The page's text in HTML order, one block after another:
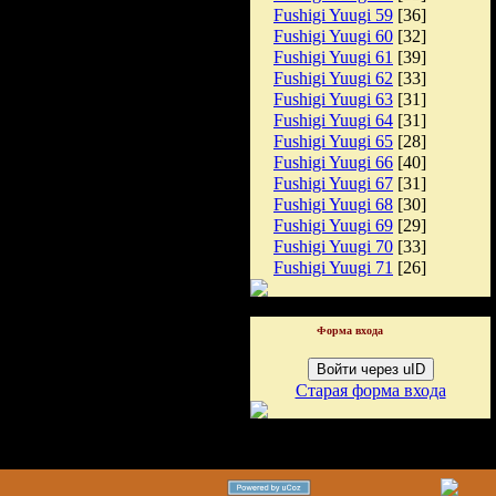
Fushigi Yuugi 59 [36]
Fushigi Yuugi 60 [32]
Fushigi Yuugi 61 [39]
Fushigi Yuugi 62 [33]
Fushigi Yuugi 63 [31]
Fushigi Yuugi 64 [31]
Fushigi Yuugi 65 [28]
Fushigi Yuugi 66 [40]
Fushigi Yuugi 67 [31]
Fushigi Yuugi 68 [30]
Fushigi Yuugi 69 [29]
Fushigi Yuugi 70 [33]
Fushigi Yuugi 71 [26]
Форма входа
Войти через uID
Старая форма входа